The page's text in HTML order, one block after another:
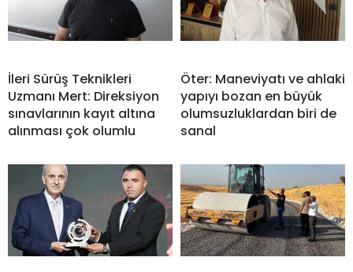
İleri Sürüş Teknikleri
Uzmanı Mert: Direksiyon
sınavlarının kayıt altına
alınması çok olumlu
Öter: Maneviyatı ve ahlaki
yapıyı bozan en büyük
olumsuzluklardan biri de
sanal